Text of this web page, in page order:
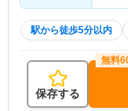
駅から徒歩5分以内
保存する